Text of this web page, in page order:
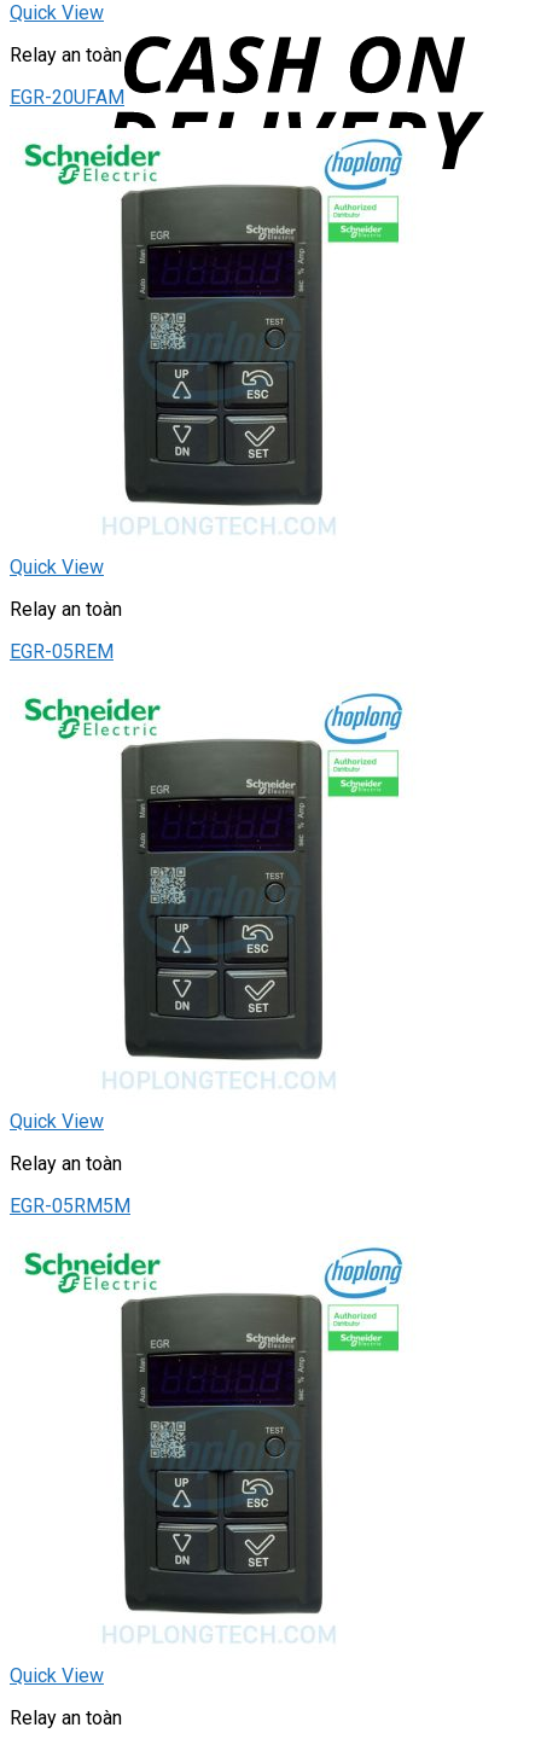
Quick View
Relay an toàn
EGR-20UFAM
Quick View
Relay an toàn
EGR-05REM
Quick View
Relay an toàn
EGR-05RM5M
Quick View
Relay an toàn